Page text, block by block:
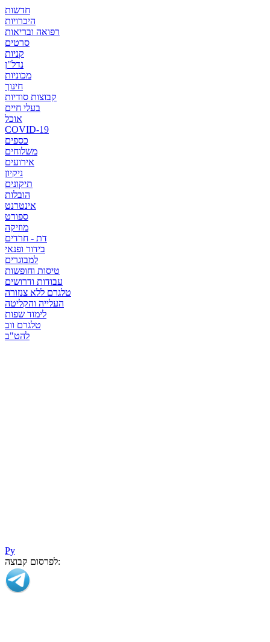
חדשות
היכרויות
רפואה ובריאות
סרטים
קניות
נדל"ן
מכוניות
חינוך
קבוצות סודיות
בעלי חיים
אוכל
COVID-19
כספים
משלוחים
אירועים
ניקיון
תיקונים
הובלות
אינטרנט
ספורט
מוזיקה
דת - חרדים
בידור ופנאי
למבוגרים
טיסות וחופשות
עבודות ודרושים
טלגרם ללא צנזורה
העלייה והקליטה
לימוד שפות
טלגרם ווב
להט"ב
Ру
לפרסום קבוצה: